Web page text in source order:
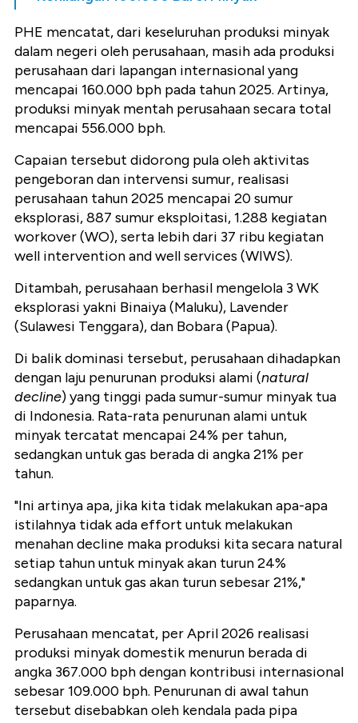
PHE mencatat, dari keseluruhan produksi minyak
dalam negeri oleh perusahaan, masih ada produksi
perusahaan dari lapangan internasional yang
mencapai 160.000 bph pada tahun 2025. Artinya,
produksi minyak mentah perusahaan secara total
mencapai 556.000 bph.
Capaian tersebut didorong pula oleh aktivitas
pengeboran dan intervensi sumur, realisasi
perusahaan tahun 2025 mencapai 20 sumur
eksplorasi, 887 sumur eksploitasi, 1.288 kegiatan
workover (WO), serta lebih dari 37 ribu kegiatan
well intervention and well services (WIWS).
Ditambah, perusahaan berhasil mengelola 3 WK
eksplorasi yakni Binaiya (Maluku), Lavender
(Sulawesi Tenggara), dan Bobara (Papua).
Di balik dominasi tersebut, perusahaan dihadapkan
dengan laju penurunan produksi alami (natural
decline) yang tinggi pada sumur-sumur minyak tua
di Indonesia. Rata-rata penurunan alami untuk
minyak tercatat mencapai 24% per tahun,
sedangkan untuk gas berada di angka 21% per
tahun.
"Ini artinya apa, jika kita tidak melakukan apa-apa
istilahnya tidak ada effort untuk melakukan
menahan decline maka produksi kita secara natural
setiap tahun untuk minyak akan turun 24%
sedangkan untuk gas akan turun sebesar 21%,"
paparnya.
Perusahaan mencatat, per April 2026 realisasi
produksi minyak domestik menurun berada di
angka 367.000 bph dengan kontribusi internasional
sebesar 109.000 bph. Penurunan di awal tahun
tersebut disebabkan oleh kendala pada pipa